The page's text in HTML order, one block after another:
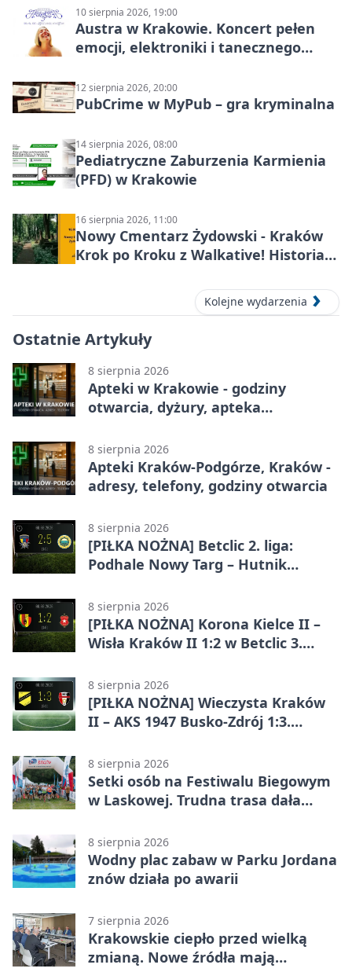
10 sierpnia 2026, 19:00
Austra w Krakowie. Koncert pełen
emocji, elektroniki i tanecznego
12 sierpnia 2026, 20:00
PubCrime w MyPub – gra kryminalna
14 sierpnia 2026, 08:00
Pediatryczne Zaburzenia Karmienia
(PFD) w Krakowie
16 sierpnia 2026, 11:00
Nowy Cmentarz Żydowski - Kraków
Krok po Kroku z Walkative! Historia
Kolejne wydarzenia
Ostatnie Artykuły
8 sierpnia 2026
Apteki w Krakowie - godziny
otwarcia, dyżury, apteka
8 sierpnia 2026
Apteki Kraków-Podgórze, Kraków -
adresy, telefony, godziny otwarcia
8 sierpnia 2026
[PIŁKA NOŻNA] Betclic 2. liga:
Podhale Nowy Targ – Hutnik
efektownym zwycięstwem
8 sierpnia 2026
[PIŁKA NOŻNA] Korona Kielce II –
Wisła Kraków II 1:2 w Betclic 3.
odwróciła losy meczu
8 sierpnia 2026
[PIŁKA NOŻNA] Wieczysta Kraków
II – AKS 1947 Busko-Zdrój 1:3.
Liga Grupa 4 (Grupa IV)
8 sierpnia 2026
Setki osób na Festiwalu Biegowym
w Laskowej. Trudna trasa dała
8 sierpnia 2026
Wodny plac zabaw w Parku Jordana
znów działa po awarii
7 sierpnia 2026
Krakowskie ciepło przed wielką
zmianą. Nowe źródła mają